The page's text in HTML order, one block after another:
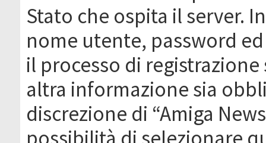
Stato che ospita il server.
nome utente, password
il processo di registrazione
altra informazione sia
discrezione di “Amiga